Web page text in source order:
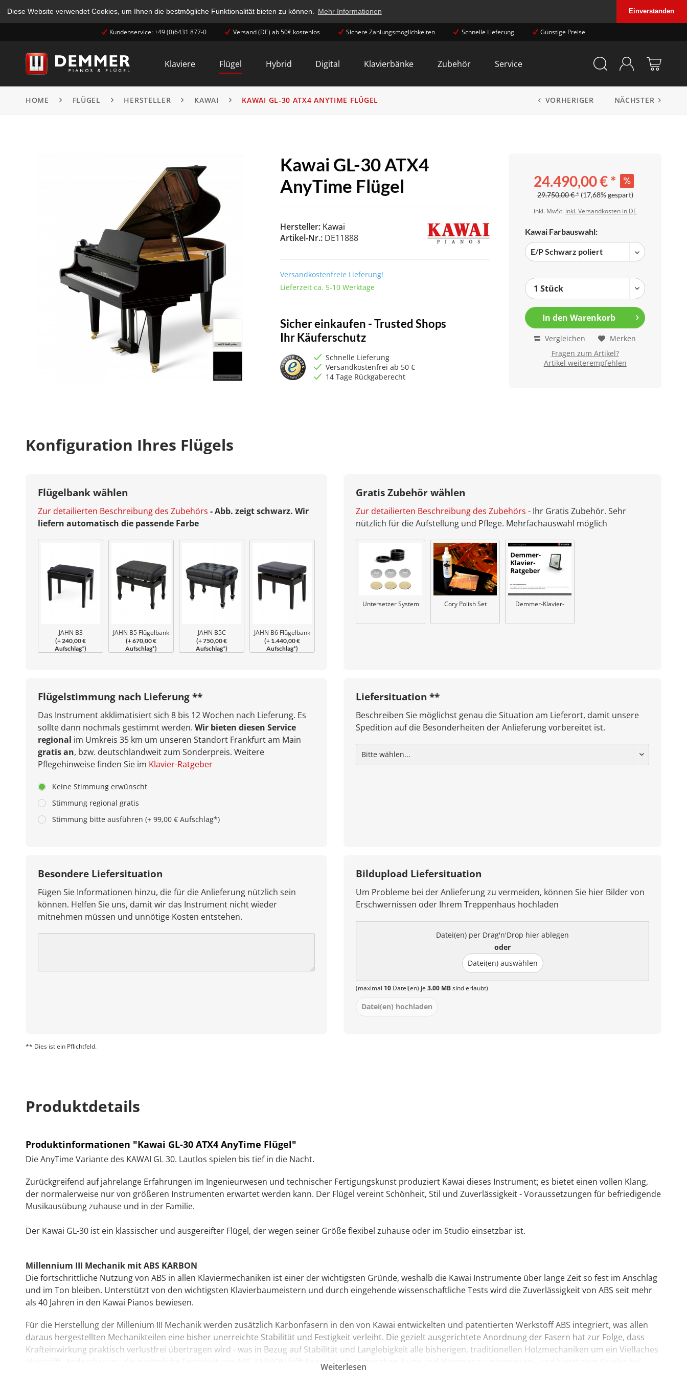
Diese Website verwendet Cookies, um Ihnen die bestmögliche Funktionalität bieten zu können. Mehr Informationen Einverstanden
Kundenservice: +49 (0)6431 877-0 Versand (DE) ab 50€ kostenlos Sichere Zahlungsmöglichkeiten Schnelle Lieferung Günstige Preise
Klaviere Flügel Hybrid Digital Klavierbänke Zubehör Service
HOME FLÜGEL HERSTELLER KAWAI KAWAI GL-30 ATX4 ANYTIME FLÜGEL VORHERIGER NÄCHSTER
Kawai GL-30 ATX4
AnyTime Flügel
Hersteller: Kawai
Artikel-Nr.: DE11888
Versandkostenfreie Lieferung!
Lieferzeit ca. 5-10 Werktage
Sicher einkaufen - Trusted Shops
Ihr Käuferschutz
Schnelle Lieferung
Versandkostenfrei ab 50 €
14 Tage Rückgaberecht
24.490,00 € *
29.750,00 € * (17,68% gespart)
inkl. MwSt. inkl. Versandkosten in DE
Kawai Farbauswahl:
In den Warenkorb
Vergleichen
Merken
Fragen zum Artikel?
Artikel weiterempfehlen
Konfiguration Ihres Flügels
Flügelbank wählen
Zur detailierten Beschreibung des Zubehörs - Abb. zeigt schwarz. Wir
liefern automatisch die passende Farbe
JAHN B3
Beethovenbank
(+ 240,00 €
Aufschlag*)
JAHN B5 Flügelbank
Konzert
(+ 670,00 €
Aufschlag*)
JAHN B5C
Flügelbank
(+ 750,00 €
Aufschlag*)
JAHN B6 Flügelbank
Konzert
(+ 1.440,00 €
Aufschlag*)
Gratis Zubehör wählen
Zur detailierten Beschreibung des Zubehörs - Ihr Gratis Zubehör. Sehr
nützlich für die Aufstellung und Pflege. Mehrfachauswahl möglich
Untersetzer System Cory Polish Set
Demmer-Klavier-
Flügelstimmung nach Lieferung **
Das Instrument akklimatisiert sich 8 bis 12 Wochen nach Lieferung. Es
sollte dann nochmals gestimmt werden. Wir bieten diesen Service
regional im Umkreis 35 km um unseren Standort Frankfurt am Main
gratis an, bzw. deutschlandweit zum Sonderpreis. Weitere
Pflegehinweise finden Sie im Klavier-Ratgeber
Keine Stimmung erwünscht
Stimmung regional gratis
Stimmung bitte ausführen (+ 99,00 € Aufschlag*)
Liefersituation **
Beschreiben Sie möglichst genau die Situation am Lieferort, damit unsere
Spedition auf die Besonderheiten der Anlieferung vorbereitet ist.
Besondere Liefersituation
Fügen Sie Informationen hinzu, die für die Anlieferung nützlich sein
können. Helfen Sie uns, damit wir das Instrument nicht wieder
mitnehmen müssen und unnötige Kosten entstehen.
Bildupload Liefersituation
Um Probleme bei der Anlieferung zu vermeiden, können Sie hier Bilder von
Erschwernissen oder Ihrem Treppenhaus hochladen
Datei(en) per Drag'n'Drop hier ablegen
oder
Datei(en) auswählen
(maximal 10 Datei(en) je 3.00 MBsind erlaubt)
Datei(en) hochladen
** Dies ist ein Pflichtfeld.
Produktdetails
Produktinformationen "Kawai GL-30 ATX4 AnyTime Flügel"
Die AnyTime Variante des KAWAI GL 30. Lautlos spielen bis tief in die Nacht.
Zurückgreifend auf jahrelange Erfahrungen im Ingenieurwesen und technischer Fertigungskunst produziert Kawai dieses Instrument; es bietet einen vollen Klang,
der normalerweise nur von größeren Instrumenten erwartet werden kann. Der Flügel vereint Schönheit, Stil und Zuverlässigkeit - Voraussetzungen für befriedigende
Musikausübung zuhause und in der Familie.
Der Kawai GL-30 ist ein klassischer und ausgereifter Flügel, der wegen seiner Größe flexibel zuhause oder im Studio einsetzbar ist.
Millennium III Mechanik mit ABS KARBON
Die fortschrittliche Nutzung von ABS in allen Klaviermechaniken ist einer der wichtigsten Gründe, weshalb die Kawai Instrumente über lange Zeit so fest im Anschlag
und im Ton bleiben. Unterstützt von den wichtigsten Klavierbaumeistern und durch eingehende wissenschaftliche Tests wird die Zuverlässigkeit von ABS seit mehr
als 40 Jahren in den Kawai Pianos bewiesen.
Für die Herstellung der Millenium III Mechanik werden zusätzlich Karbonfasern in den von Kawai entwickelten und patentierten Werkstoff ABS integriert, was allen
daraus hergestellten Mechanikteilen eine bisher unerreichte Stabilität und Festigkeit verleiht. Die gezielt ausgerichtete Anordnung der Fasern hat zur Folge, dass
Krafteinwirkung praktisch verlustfrei übertragen wird - was in Bezug auf Stabilität und Langlebigkeit alle bisherigen, traditionellen Holzmechaniken um ein Vielfaches
übertrifft. Andersherum: die zusätzliche Festigkeit von ABS KARBON hilft Energieverlust zwischen Taste und Hammer zu minimieren - und bietet dem Spieler bei
Weiterlesen